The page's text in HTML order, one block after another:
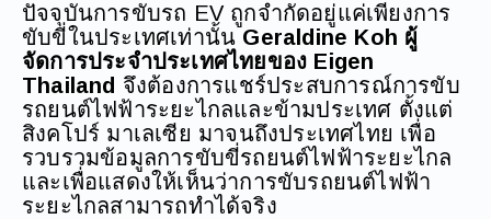
ปัจจุบันการขับรถ EV ถูกจำกัดอยู่แค่เพียงการ
ขับขี่ในประเทศเท่านั้น Geraldine Koh ผู้
จัดการประจำประเทศไทยของ Eigen
Thailand จึงต้องการแชร์ประสบการณ์การขับ
รถยนต์ไฟฟ้าระยะไกลและข้ามประเทศ ตั้งแต่
สิงคโปร์ มาเลเซีย มาจนถึงประเทศไทย เพื่อ
รวบรวมข้อมูลการขับขี่รถยนต์ไฟฟ้าระยะไกล
และเพื่อแสดงให้เห็นว่าการขับรถยนต์ไฟฟ้า
ระยะไกลสามารถทำได้จริง